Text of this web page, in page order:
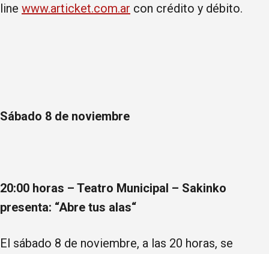
line www.articket.com.ar con crédito y débito.
Sábado 8 de noviembre
20:00 horas – Teatro Municipal – Sakinko
presenta: “Abre tus alas“
El sábado 8 de noviembre, a las 20 horas, se